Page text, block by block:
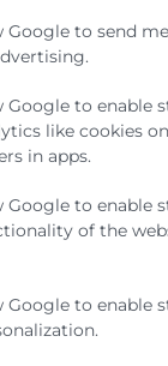
Google to send me
Google to enable
like cookies
in apps.
Google to enable
of the
Google to enable
el
i consolida el
per a
Estats Units
(Documento)
Vicente Morata